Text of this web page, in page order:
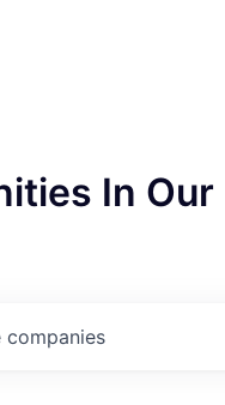
In
companies